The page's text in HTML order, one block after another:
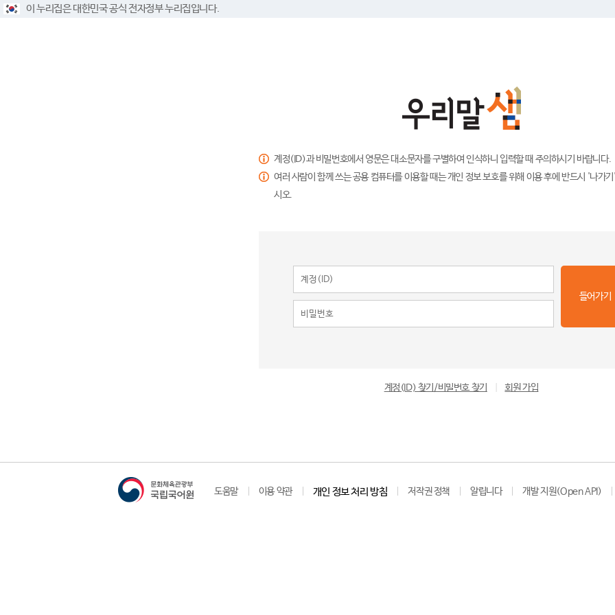
이 누리집은 대한민국 공식 전자정부 누리집입니다.
계정(ID)과 비밀번호에서 영문은 대소문자를 구별하여 인식하니 입력할 때 주의하시기 바랍니다.
여러 사람이 함께 쓰는 공용 컴퓨터를 이용할 때는 개인 정보 보호를 위해 이용 후에 반드시 '나가
시오.
들어가기
계정(ID) 찾기/비밀번호 찾기 회원 가입
도움말 이용 약관 개인 정보 처리 방침 저작권 정책 알립니다 개발 지원(Open API)